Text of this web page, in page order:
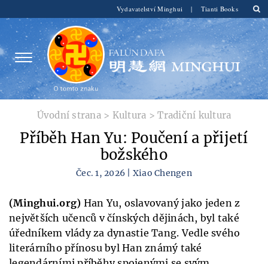
Vydavatelství Minghui | Tianti Books
Úvodní strana> Kultura >Tradiční kultura
Příběh Han Yu: Poučení a přijetí
božského
Čec. 1, 2026 | Xiao Chengen
(Minghui.org) Han Yu, oslavovaný jako jeden z
největších učenců v čínských dějinách, byl také
úředníkem vlády za dynastie Tang. Vedle svého
literárního přínosu byl Han známý také